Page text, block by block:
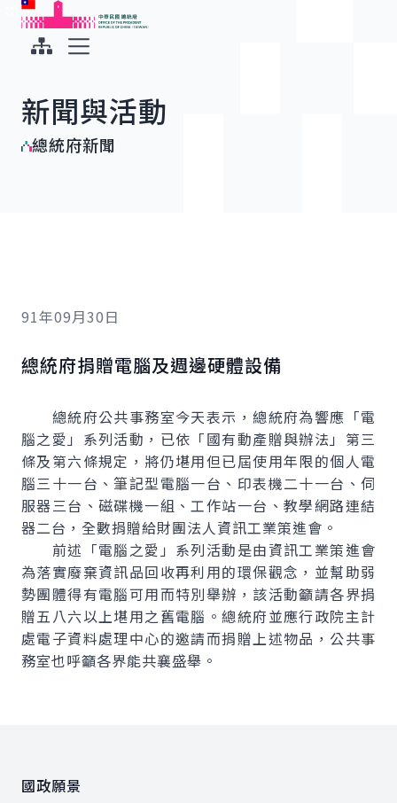
跳到主要內容
中華民國總統府
新聞與活動
總統府新聞
91年09月30日
總統府捐贈電腦及週邊硬體設備
總統府公共事務室今天表示，總統府為響應「電
腦之愛」系列活動，已依「國有動產贈與辦法」第三
條及第六條規定，將仍堪用但已屆使用年限的個人電
腦三十一台、筆記型電腦一台、印表機二十一台、伺
服器三台、磁碟機一組、工作站一台、教學網路連結
器二台，全數捐贈給財團法人資訊工業策進會。
前述「電腦之愛」系列活動是由資訊工業策進會
為落實廢棄資訊品回收再利用的環保觀念，並幫助弱
勢團體得有電腦可用而特別舉辦，該活動籲請各界捐
贈五八六以上堪用之舊電腦。總統府並應行政院主計
處電子資料處理中心的邀請而捐贈上述物品，公共事
務室也呼籲各界能共襄盛舉。
國政願景